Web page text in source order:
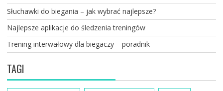
Słuchawki do biegania – jak wybrać najlepsze?
Najlepsze aplikacje do śledzenia treningów
Trening interwałowy dla biegaczy – poradnik
TAGI